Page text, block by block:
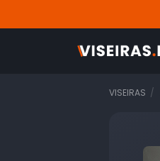
VISEIRAS